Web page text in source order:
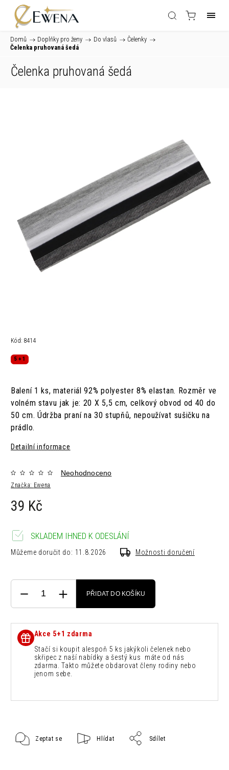
Domů / Doplňky pro ženy / Do vlasů / Čelenky /
Čelenka pruhovaná šedá
Čelenka pruhovaná šedá
Kód: 8414
5 + 1
Balení 1 ks, materiál 92% polyester 8% elastan. Rozměr ve
volném stavu jak je: 20 X 5,5 cm, celkový obvod od 40 do
50 cm. Údržba praní na 30 stupňů, nepoužívat sušičku na
prádlo.
Detailní informace
Značka: Ewena
Neohodnoceno
39 Kč
SKLADEM IHNED K ODESLÁNÍ
Můžeme doručit do: 11.8.2026 Možnosti doručení
PŘIDAT DO KOŠÍKU
Akce 5+1 zdarma
Stačí si koupit alespoň 5 ks jakýkoli čelenek nebo
skřipec z naší nabídky a šestý kus máte od nás
zdarma. Takto můžete obdarovat členy rodiny nebo
jenom sebe.
Zeptat se Hlídat Sdílet